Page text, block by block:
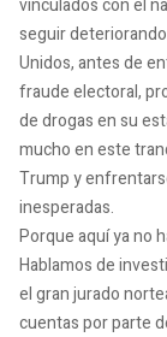
vinculados con el
seguir
Unidos, antes de
fraude electoral,
de drogas en su
mucho en este
Trump y
inesperadas.
Porque aquí ya no
Hablamos de
el gran jurado
cuentas por parte